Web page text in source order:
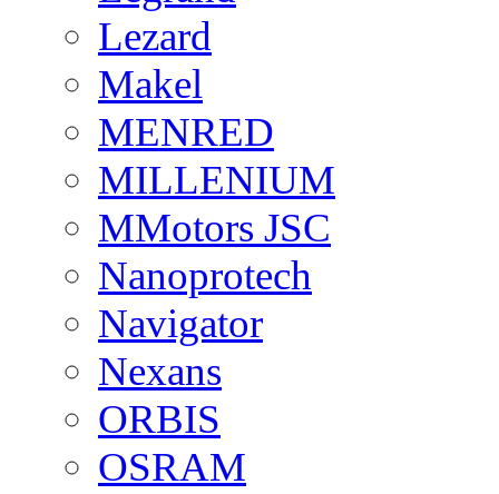
Lezard
Makel
MENRED
MILLENIUM
MMotors JSC
Nanoprotech
Navigator
Nexans
ORBIS
OSRAM